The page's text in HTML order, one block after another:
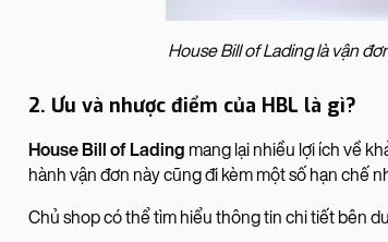
House Bill of Lading là vận
2. Ưu và nhược điểm của HBL là gì?
House Bill of Lading mang lại nhiều lợi ích về
hành vận đơn này cũng đi kèm một số hạn chế
Chủ shop có thể tìm hiểu thông tin chi tiết bên